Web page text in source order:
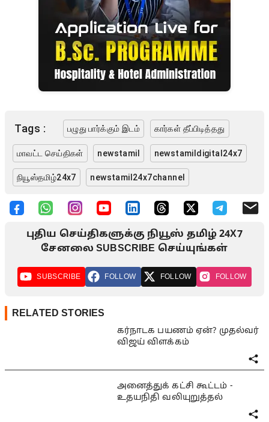
Tags : பழுது பார்க்கும் இடம் கார்கள் தீப்பிடித்தது
மாவட்ட செய்திகள் newstamil newstamildigital24x7
நியூஸ்தமிழ்24x7 newstamil24x7channel
புதிய செய்திகளுக்கு நியூஸ் தமிழ் 24X7
சேனலை SUBSCRIBE செய்யுங்கள்
SUBSCRIBE FOLLOW FOLLOW FOLLOW
RELATED STORIES
கர்நாடக பயணம் ஏன்? முதல்வர்
விஜய் விளக்கம்
அனைத்துக் கட்சி கூட்டம் -
உதயநிதி வலியுறுத்தல்